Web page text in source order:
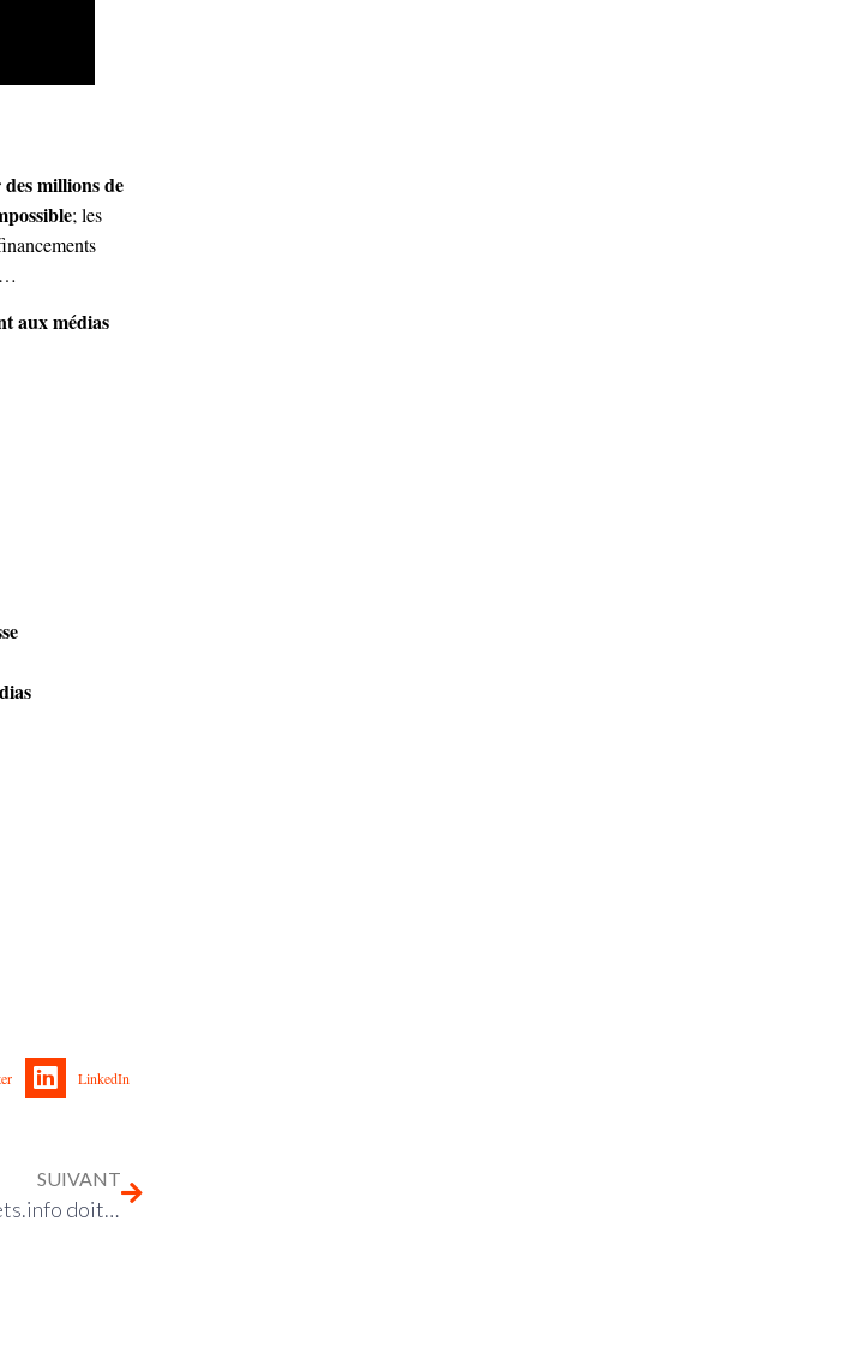
millions de
; les
…
aux médias
LinkedIn
SUIVANT
Mediapart brise la censure, Reflets.info doit encore attendre